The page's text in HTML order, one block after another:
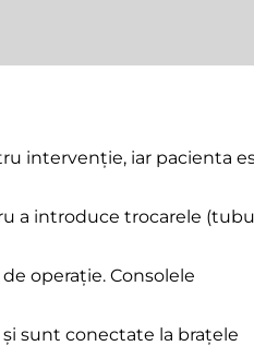
intervenție, iar pacienta
a introduce trocarele
operație. Consolele
sunt conectate la brațele